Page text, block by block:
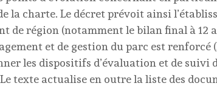
la charte. Le décret prévoit ainsi
de région (notamment le bilan final à 12
et de gestion du parc est renforcé
les dispositifs d’évaluation et de suivi
texte actualise en outre la liste des